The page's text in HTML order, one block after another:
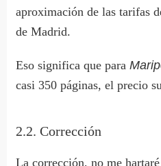
aproximación de las tarifas
de Madrid.
Eso significa que para
casi 350 páginas, el precio
2.2. Corrección
La corrección, no me